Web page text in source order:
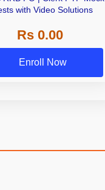
with Video Solutions
Rs 0.00
Enroll Now